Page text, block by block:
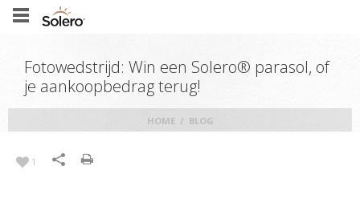
Fotowedstrijd: Win een Solero® parasol, of
je aankoopbedrag terug!
HOME / BLOG
1